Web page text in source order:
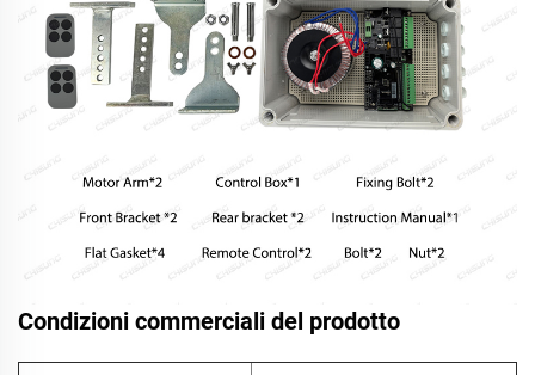
Condizioni commerciali del prodotto